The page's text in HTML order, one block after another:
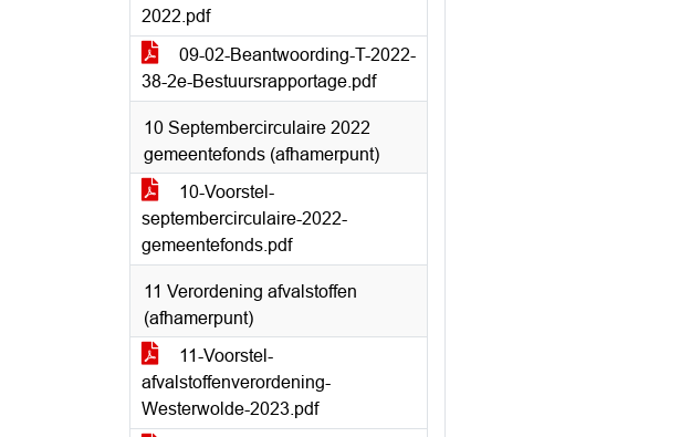
2022.pdf
09-02-Beantwoording-T-2022-
38-2e-Bestuursrapportage.pdf
10 Septembercirculaire 2022
gemeentefonds (afhamerpunt)
10-Voorstel-
septembercirculaire-2022-
gemeentefonds.pdf
11 Verordening afvalstoffen
(afhamerpunt)
11-Voorstel-
afvalstoffenverordening-
Westerwolde-2023.pdf